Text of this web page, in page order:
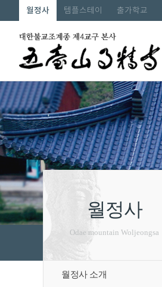
월정사 템플스테이 출가학교
월정사
Odae mountain Woljeongsa
월정사 소개